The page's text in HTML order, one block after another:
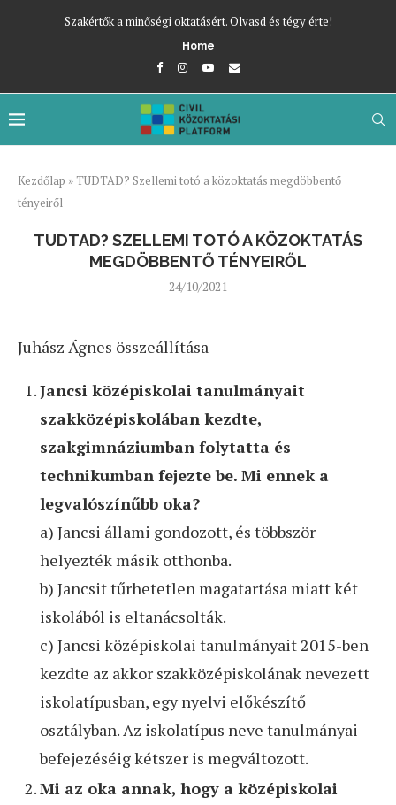
Szakértők a minőségi oktatásért. Olvasd és tégy érte!
Home
Kezdőlap »TUDTAD? Szellemi totó a közoktatás megdöbbentő
tényeiről
TUDTAD? SZELLEMI TOTÓ A KÖZOKTATÁS
MEGDÖBBENTŐ TÉNYEIRŐL
24/10/2021
Juhász Ágnes összeállítása
Jancsi középiskolai tanulmányait
szakközépiskolában kezdte,
szakgimnáziumban folytatta és
technikumban fejezte be. Mi ennek a
legvalószínűbb oka?
a) Jancsi állami gondozott, és többször
helyezték másik otthonba.
b) Jancsit tűrhetetlen magatartása miatt két
iskolából is eltanácsolták.
c) Jancsi középiskolai tanulmányait 2015-ben
kezdte az akkor szakközépiskolának nevezett
iskolatípusban, egy nyelvi előkészítő
osztályban. Az iskolatípus neve tanulmányai
befejezéséig kétszer is megváltozott.
Mi az oka annak, hogy a középiskolai